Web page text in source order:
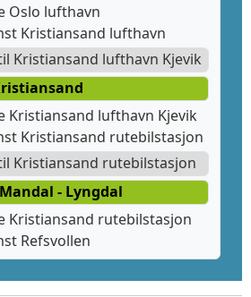
Oslo lufthavn
Kristiansand lufthavn
Kristiansand lufthavn Kjevik
Kristiansand lufthavn Kjevik
Kristiansand rutebilstasjon
Kristiansand rutebilstasjon
- Lyngdal
Kristiansand rutebilstasjon
Refsvollen